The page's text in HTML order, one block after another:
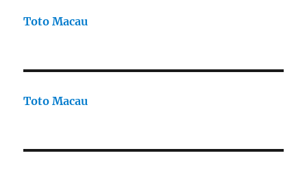
Toto Macau
Toto Macau